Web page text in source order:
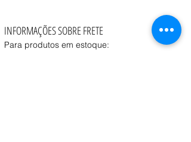
INFORMAÇÕES SOBRE FRETE
Para produtos em estoque: